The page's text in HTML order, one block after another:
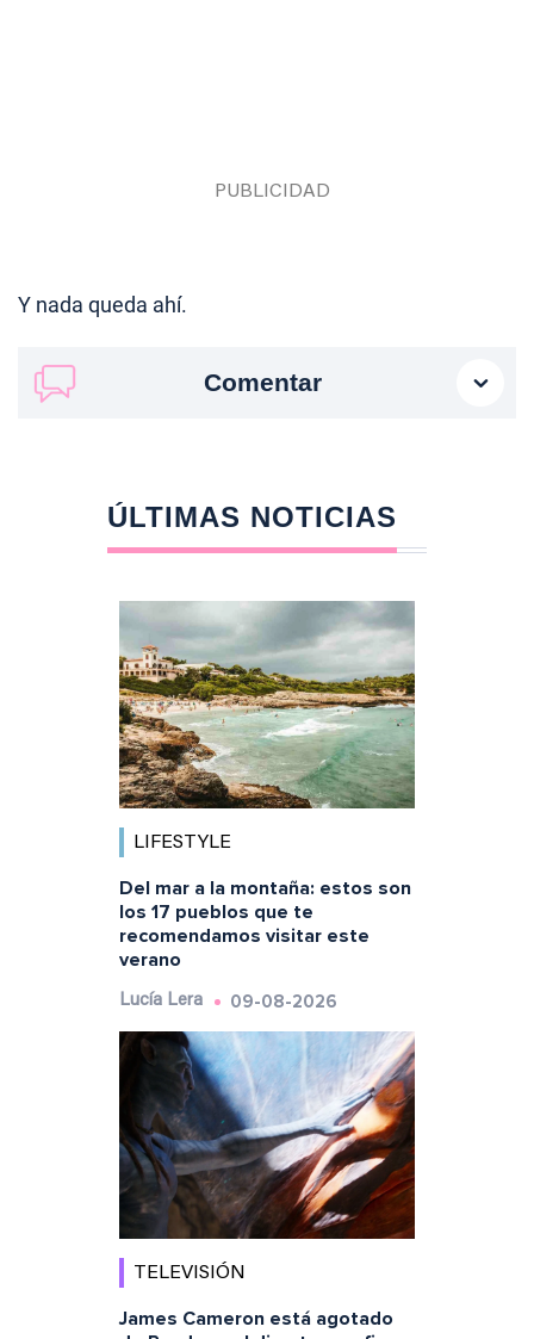
Y nada queda ahí.
Comentar
ÚLTIMAS NOTICIAS
LIFESTYLE
Del mar a la montaña: estos son
los 17 pueblos que te
recomendamos visitar este
verano
Lucía Lera 09-08-2026
TELEVISIÓN
James Cameron está agotado